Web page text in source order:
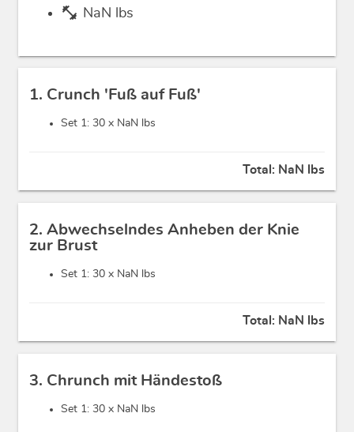
fitness_center NaN lbs
1. Crunch 'Fuß auf Fuß'
Set 1: 30 x NaN lbs
Total: NaN lbs
2. Abwechselndes Anheben der Knie
zur Brust
Set 1: 30 x NaN lbs
Total: NaN lbs
3. Chrunch mit Händestoß
Set 1: 30 x NaN lbs